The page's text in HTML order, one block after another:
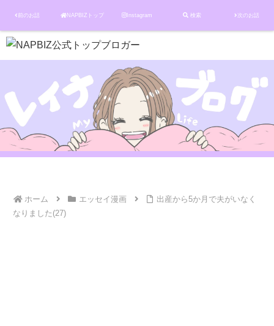
前のお話 NAPBIZトップ Instagram 検索 次のお話
ホーム エッセイ漫画
出産から5か月で夫がいなく
なりました(27)